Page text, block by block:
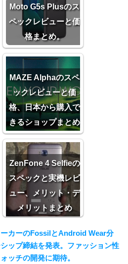
Moto G5s Plusのス
ペックレビューと価
格まとめ。
MAZE Alphaのスペ
ックレビューと価
格、日本から購入で
きるショップまとめ
ZenFone 4 Selfieの
スペックと実機レビ
ュー、メリット・デ
メリットまとめ
カーのFossilとAndroid Wear分
ップ締結を発表。ファッション性
ッチの開発に期待。